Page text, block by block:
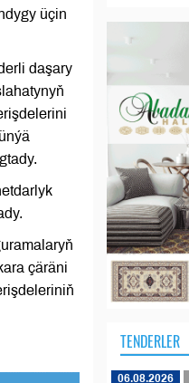
üçin
daşary
çäräni
TENDERLER
06.08.2026